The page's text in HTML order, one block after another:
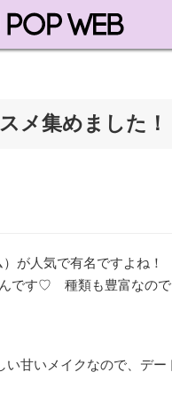
メ集めました！
）が人気で有名ですよね
んです♡ 種類も豊富なの
甘いメイクなので、デー